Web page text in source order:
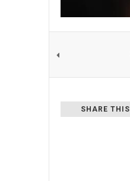
SHARE THIS